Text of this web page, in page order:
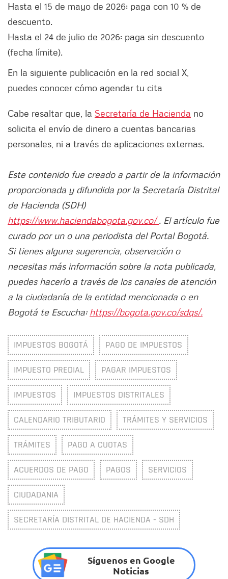
Hasta el 15 de mayo de 2026: paga con 10 % de
descuento.
Hasta el 24 de julio de 2026: paga sin descuento
(fecha límite).
En la siguiente publicación en la red social X,
puedes conocer cómo agendar tu cita
Cabe resaltar que, la Secretaría de Hacienda no
solicita el envío de dinero a cuentas bancarias
personales, ni a través de aplicaciones externas.
Este contenido fue creado a partir de la información
proporcionada y difundida por la Secretaría Distrital
de Hacienda (SDH)
https://www.haciendabogota.gov.co/. El artículo fue
curado por un o una periodista del Portal Bogotá.
Si tienes alguna sugerencia, observación o
necesitas más información sobre la nota publicada,
puedes hacerlo a través de los canales de atención
a la ciudadanía de la entidad mencionada o en
Bogotá te Escucha: https://bogota.gov.co/sdqs/.
IMPUESTOS BOGOTÁ PAGO DE IMPUESTOS
IMPUESTO PREDIAL PAGAR IMPUESTOS
IMPUESTOS IMPUESTOS DISTRITALES
CALENDARIO TRIBUTARIO TRÁMITES Y SERVICIOS
TRÁMITES PAGO A CUOTAS
ACUERDOS DE PAGO PAGOS SERVICIOS
CIUDADANIA
SECRETARÍA DISTRITAL DE HACIENDA - SDH
Síguenos en Google
Noticias